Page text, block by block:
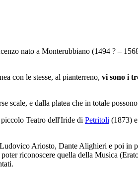
nato a Monterubbiano (1494 ? –
con le stesse, al pianterreno, vi sono i
scale, e dalla platea che in totale
Teatro dell'Iride di Petritoli (1873)
Ariosto, Dante Alighieri e poi in
riconoscere quella della Musica